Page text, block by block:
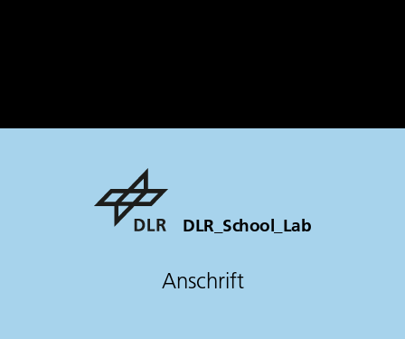
DLR_School_Lab
Anschrift